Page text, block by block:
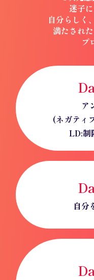
迷子
自分らしく
満たされ
プ
ア
(ネガティ
LD:制
自分